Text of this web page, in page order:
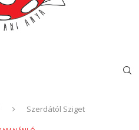
Szerdától Sziget